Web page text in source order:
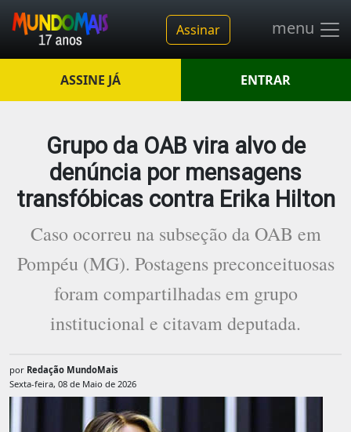
Assinar menu
ASSINE JÁ ENTRAR
Grupo da OAB vira alvo de
denúncia por mensagens
transfóbicas contra Erika Hilton
Caso ocorreu na subseção da OAB em
Pompéu (MG). Postagens preconceituosas
foram compartilhadas em grupo
institucional e citavam deputada.
por Redação MundoMais
Sexta-feira, 08 de Maio de 2026